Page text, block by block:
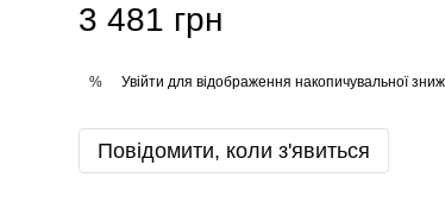
3 481 грн
% Увійти для відображення накопичувальної
Повідомити, коли з'явиться